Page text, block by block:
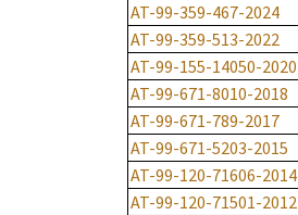
AT-99-359-467-2024
AT-99-359-513-2022
AT-99-155-14050-2020
AT-99-671-8010-2018
AT-99-671-789-2017
AT-99-671-5203-2015
AT-99-120-71606-2014
AT-99-120-71501-2012